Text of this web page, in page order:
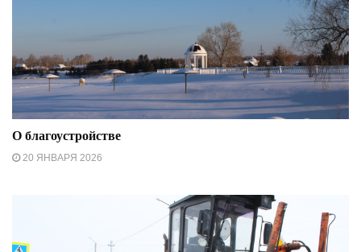
О благоустройстве
20 ЯНВАРЯ 2026